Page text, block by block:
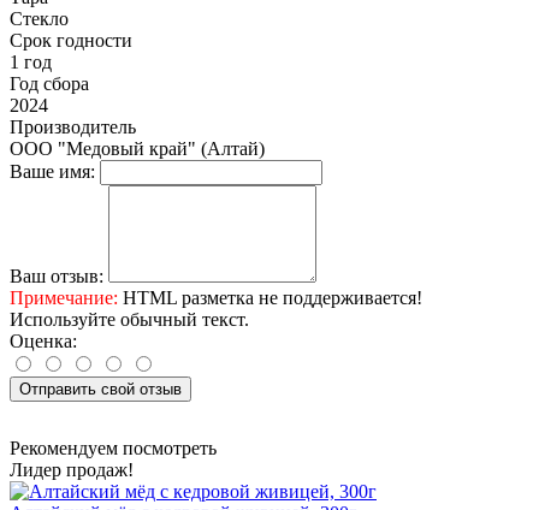
Стекло
Срок годности
1 год
Год сбора
2024
Производитель
ООО "Медовый край" (Алтай)
Ваше имя:
Ваш отзыв:
Примечание: HTML разметка не поддерживается!
Используйте обычный текст.
Оценка:
Отправить свой отзыв
Рекомендуем посмотреть
Лидер продаж!